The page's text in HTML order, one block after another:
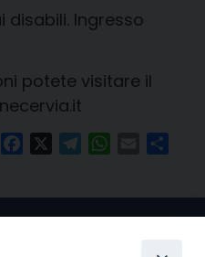
disabili. Ingresso
potete visitare il
FacebookTelegramWhatsApp
Email